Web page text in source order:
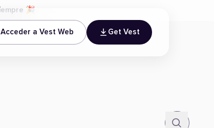
🎉
Acceder a Vest Web Get Vest